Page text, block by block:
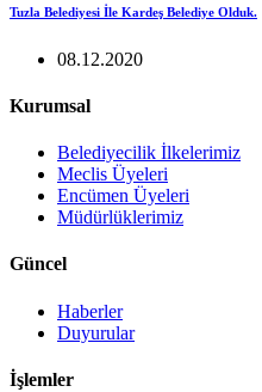
Tuzla Belediyesi İle Kardeş Belediye Olduk.
08.12.2020
Kurumsal
Belediyecilik İlkelerimiz
Meclis Üyeleri
Encümen Üyeleri
Müdürlüklerimiz
Güncel
Haberler
Duyurular
İşlemler